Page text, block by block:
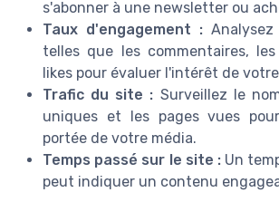
s'abonner à une newsletter ou
Taux d'engagement :
telles que les commentaires,
likes pour évaluer l'intérêt de
Trafic du site : Surveillez le
uniques et les pages vues
portée de votre média.
Temps passé sur le site : Un
peut indiquer un contenu